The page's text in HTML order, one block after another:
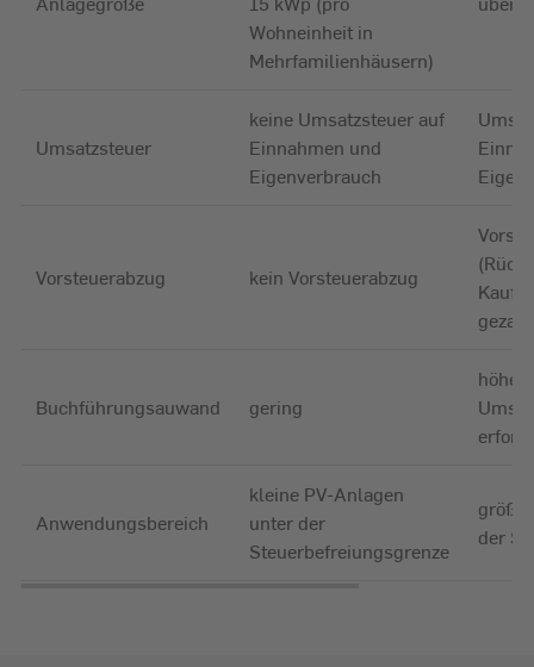
Wohneinheit in
Mehrfamilienhäusern)
Umsatzsteuer
keine Umsatzsteuer auf
Einnahmen und
Eigenverbrauch
Vorsteuerabzug kein Vorsteuerabzug
Kauf
Buchführungsauwand gering
Anwendungsbereich
kleine PV-Anlagen
unter der
Steuerbefreiungsgrenze
der